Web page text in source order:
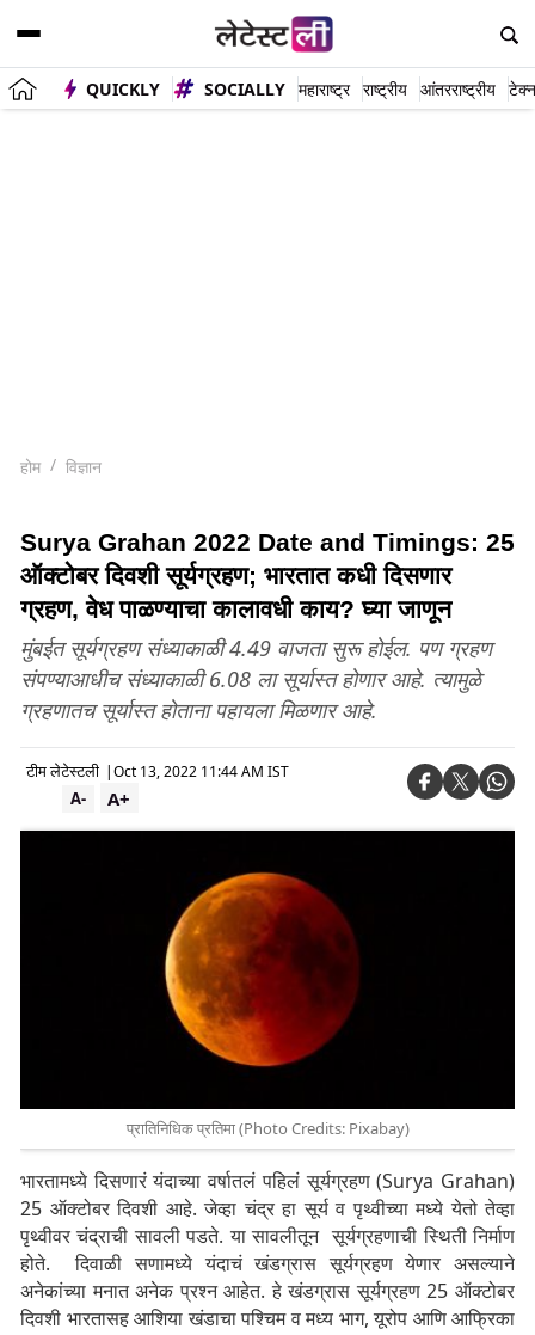
QUICKLY SOCIALLY महाराष्ट्र राष्ट्रीय आंतरराष्ट्रीय
होम विज्ञान
Surya Grahan 2022 Date and Timings: 25
ऑक्टोबर दिवशी सूर्यग्रहण; भारतात कधी दिसणार
ग्रहण, वेध पाळण्याचा कालावधी काय? घ्या जाणून
मुंबईत सूर्यग्रहण संध्याकाळी 4.49 वाजता सुरू होईल. पण ग्रहण
संपण्याआधीच संध्याकाळी 6.08 ला सूर्यास्त होणार आहे. त्यामुळे
ग्रहणातच सूर्यास्त होताना पहायला मिळणार आहे.
टीम लेटेस्टली |Oct 13, 2022 11:44 AM IST
A+
A-
प्रातिनिधिक प्रतिमा (Photo Credits: Pixabay)
भारतामध्ये दिसणारं यंदाच्या वर्षातलं पहिलं सूर्यग्रहण (Surya Grahan)
25 ऑक्टोबर दिवशी आहे. जेव्हा चंद्र हा सूर्य व पृथ्वीच्या मध्ये येतो तेव्हा
पृथ्वीवर चंद्राची सावली पडते. या सावलीतून सूर्यग्रहणाची स्थिती निर्माण
होते. दिवाळी सणामध्ये यंदाचं खंडग्रास सूर्यग्रहण येणार असल्याने
अनेकांच्या मनात अनेक प्रश्न आहेत. हे खंडग्रास सूर्यग्रहण 25 ऑक्टोबर
दिवशी भारतासह आशिया खंडाचा पश्चिम व मध्य भाग, यूरोप आणि आफ्रिका